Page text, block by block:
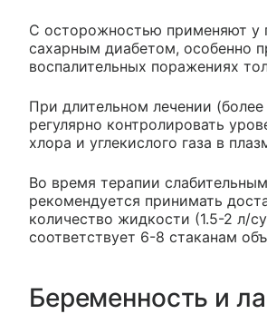
С осторожностью применяют у
сахарным диабетом, особенно
воспалительных поражениях
При длительном лечении
регулярно контролировать
хлора и углекислого газа в
Во время терапии
рекомендуется принимать
количество жидкости (1.5-2 л/
соответствует 6-8 стаканам
Беременность и